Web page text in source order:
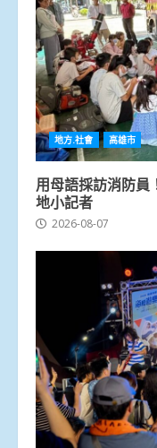
地方.社會 高雄市
用母語採訪消防員
地小記者
2026-08-07